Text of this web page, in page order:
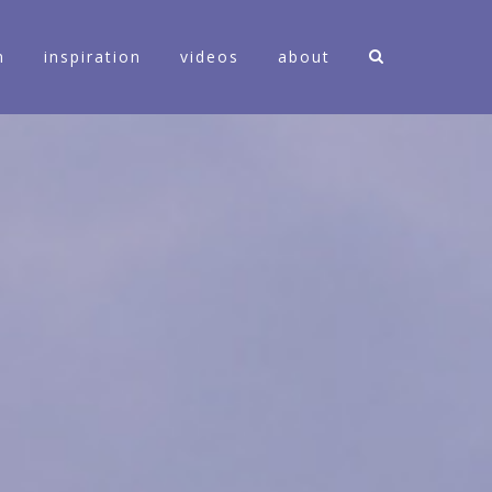
inspiration videos about